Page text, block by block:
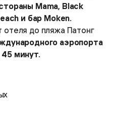
Mama, Black
и бар Moken.
отеля до пляжа Патонг
аэропорта
45 минут.